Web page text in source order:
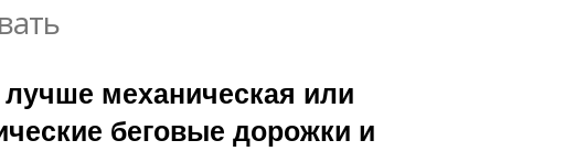
механическая или
беговые дорожки и